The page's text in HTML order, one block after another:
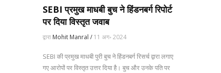
SEBI प्रमुख माधबी बुच ने हिंडनबर्ग रिपोर्ट
पर दिया विस्तृत जवाब
द्वारा Mohit Manral / 11 अग॰ 2024
SEBI की प्रमुख माधबी पुरी बुच ने हिंडनबर्ग रिसर्च द्वारा लगाए
गए आरोपों पर विस्तृत उत्तर दिया है। बुच और उनके पति पर